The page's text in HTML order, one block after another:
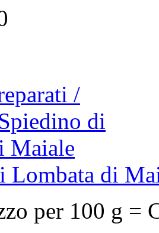
Lombata di
per 100 g =